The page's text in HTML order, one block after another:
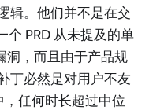
辑。他们并不是在交
PRD 从未提及的单
洞，而且由于产品规
丁必然是对用户不友
，任何时长超过中位